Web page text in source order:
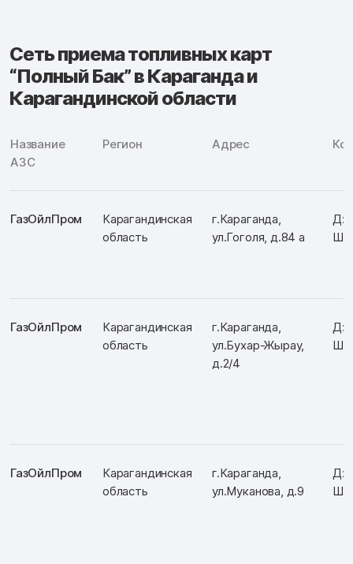
Сеть приема топливных карт
“Полный Бак” в Караганда и
Карагандинской области
Название
АЗС
Регион Адрес
ГазОйлПром
Карагандинская
область
г.Караганда,
ул.Гоголя, д.84 а
Д:
Ш:
ГазОйлПром
Карагандинская
область
г.Караганда,
ул.Бухар-Жырау,
д.2/4
Д:
Ш:
ГазОйлПром
Карагандинская
область
г.Караганда,
ул.Муканова, д.9
Д:
Ш: